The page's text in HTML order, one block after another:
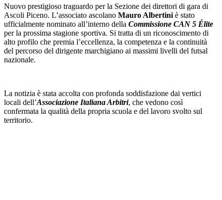
Nuovo prestigioso traguardo per la Sezione dei direttori di gara di
Ascoli Piceno. L’associato ascolano Mauro Albertini è stato
ufficialmente nominato all’interno della Commissione CAN 5 Élite
per la prossima stagione sportiva. Si tratta di un riconoscimento di
alto profilo che premia l’eccellenza, la competenza e la continuità
del percorso del dirigente marchigiano ai massimi livelli del futsal
nazionale.
La notizia è stata accolta con profonda soddisfazione dai vertici
locali dell’Associazione Italiana Arbitri, che vedono così
confermata la qualità della propria scuola e del lavoro svolto sul
territorio.